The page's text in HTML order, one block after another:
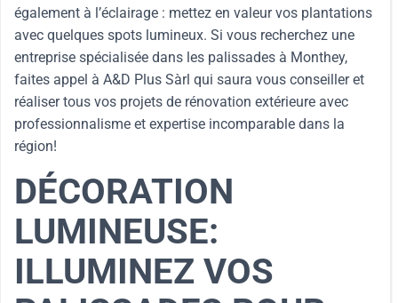
également à l’éclairage : mettez en valeur vos plantations
avec quelques spots lumineux. Si vous recherchez une
entreprise spécialisée dans les palissades à Monthey,
faites appel à A&D Plus Sàrl qui saura vous conseiller et
réaliser tous vos projets de rénovation extérieure avec
professionnalisme et expertise incomparable dans la
région!
DÉCORATION
LUMINEUSE:
ILLUMINEZ VOS